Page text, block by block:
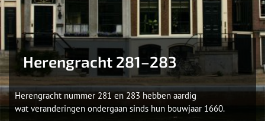
Herengracht 281–283
Herengracht nummer 281 en 283 hebben aardig
wat veranderingen ondergaan sinds hun bouwjaar 1660.